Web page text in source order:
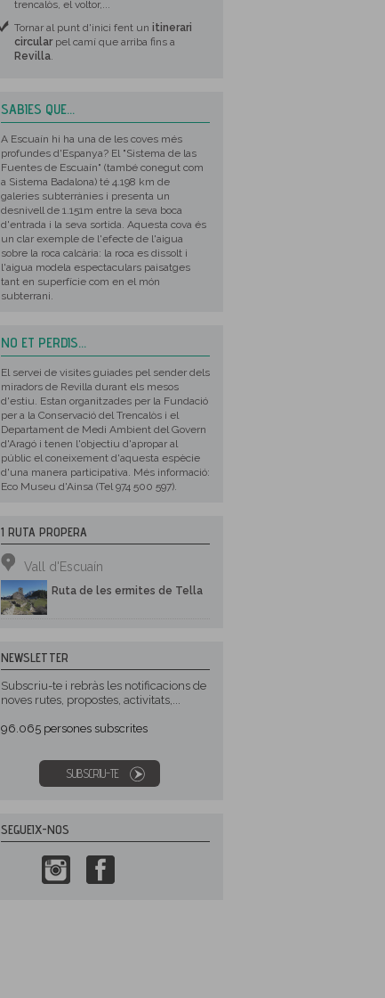
trencalòs, el voltor,...
Tornar al punt d'inici fent un itinerari
circularpel camí que arriba fins a
Revilla.
SABIES QUE...
A Escuaín hi ha una de les coves més
profundes d'Espanya? El "Sistema de las
Fuentes de Escuaín" (també conegut com
a Sistema Badalona) té 4.198 km de
galeries subterrànies i presenta un
desnivell de 1.151m entre la seva boca
d'entrada i la seva sortida. Aquesta cova és
un clar exemple de l'efecte de l'aigua
sobre la roca calcària: la roca es dissolt i
l'aigua modela espectaculars paisatges
tant en superfície com en el món
subterrani.
NO ET PERDIS...
El servei de visites guiades pel sender dels
miradors de Revilla durant els mesos
d'estiu. Estan organitzades per la Fundació
per a la Conservació del Trencalòs i el
Departament de Medi Ambient del Govern
d'Aragó i tenen l'objectiu d'apropar al
públic el coneixement d'aquesta espècie
d'una manera participativa. Més informació:
Eco Museu d'Ainsa (Tel 974 500 597).
1 RUTA PROPERA
Vall d'Escuaín
Ruta de les ermites de Tella
NEWSLETTER
Subscriu-te i rebràs les notificacions de
noves rutes, propostes, activitats,...
96.065 persones subscrites
SUBSCRIU-TE
SEGUEIX-NOS